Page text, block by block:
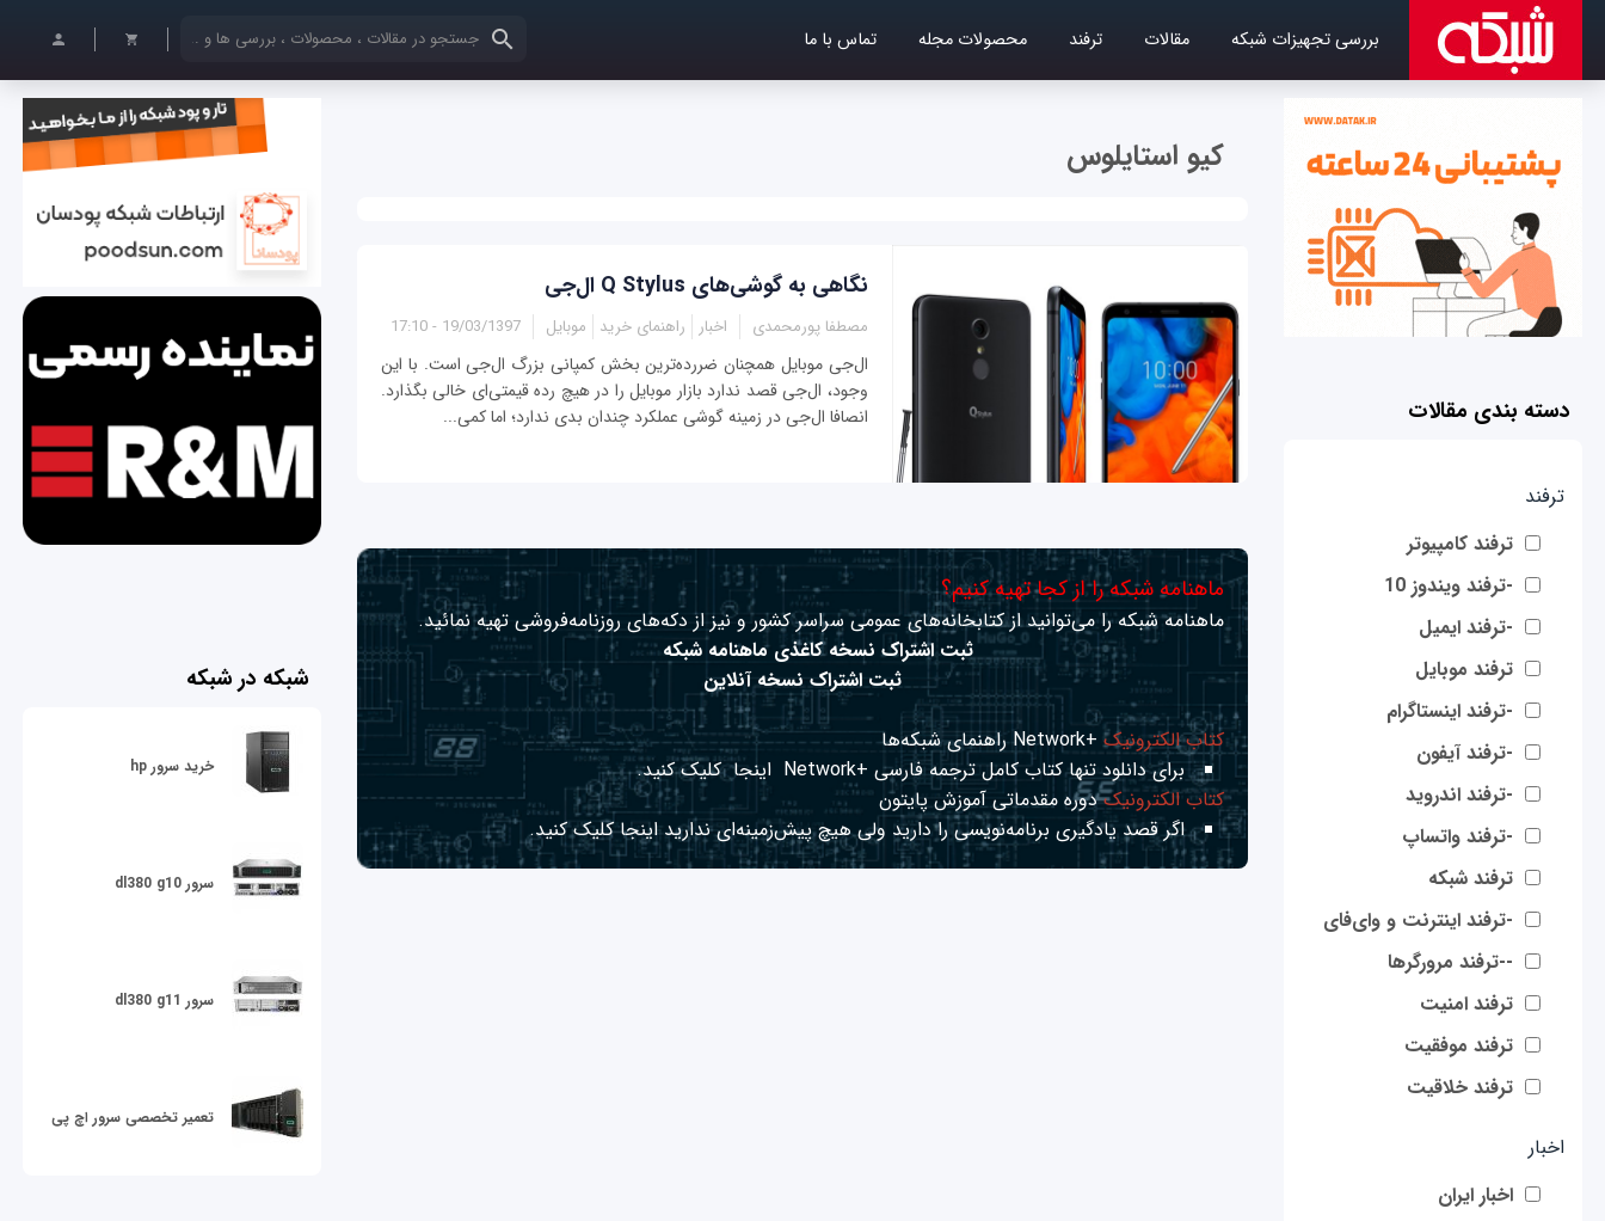
بررسی تجهیزات شبکه مقالات ترفند محصولات مجله تماس با ما کلمات کلیدی خود را وارد کنید
دسته بندی مقالات
ترفند
ترفند کامپیوتر
-ترفند ویندوز 10
-ترفند ایمیل
ترفند موبایل
-ترفند اینستاگرام
-ترفند آیفون
-ترفند اندروید
-ترفند واتساپ
ترفند شبکه
-ترفند اینترنت و وای‌فای
--ترفند مرورگرها
ترفند امنیت
ترفند موفقیت
ترفند خلاقیت
اخبار
اخبار ایران
کیو استایلوس
نگاهی به گوشی‌های Q Stylus ال‌جی
مصطفا پورمحمدی اخبار راهنمای خرید موبایل 19/03/1397 - 17:10
ال‌جی موبایل همچنان ضررده‌ترین بخش کمپانی بزرگ ال‌جی است. با این
وجود، ال‌جی قصد ندارد بازار موبایل را در هیچ رده قیمتی‌ای خالی بگذارد.
انصافا ال‌جی در زمینه گوشی عملکرد چندان بدی ندارد؛ اما کمی...
ماهنامه شبکه را از کجا تهیه کنیم؟
ماهنامه شبکه را می‌توانید از کتابخانه‌های عمومی سراسر کشور و نیز از دکه‌های روزنامه‌فروشی تهیه نمائید.
ثبت اشتراک نسخه کاغذی ماهنامه شبکه
ثبت اشتراک نسخه آنلاین
کتاب الکترونیک +Network راهنمای شبکه‌ها
برای دانلود تنها کتاب کامل ترجمه فارسی +Network
اینجا کلیک کنید.
کتاب الکترونیکدوره مقدماتی آموزش پایتون
اگر قصد یادگیری برنامه‌نویسی را دارید ولی هیچ پیش‌زمینه‌ای نداریداینجا کلیک کنید.
شبکه در شبکه
خرید سرور hp
سرور dl380 g10
سرور dl380 g11
تعمیر تخصصی سرور اچ پی